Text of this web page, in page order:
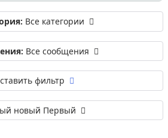
Все категории
Все сообщения
фильтр
новый Первый